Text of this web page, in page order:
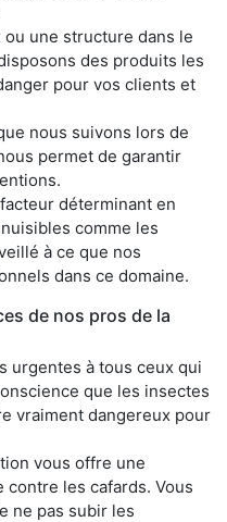
une structure dans le
des produits les
pour vos clients et
nous suivons lors de
permet de garantir
déterminant en
comme les
à ce que nos
dans ce domaine.
de nos pros de la
urgentes à tous ceux qui
que les insectes
vraiment dangereux pour
vous offre une
les cafards. Vous
ne pas subir les